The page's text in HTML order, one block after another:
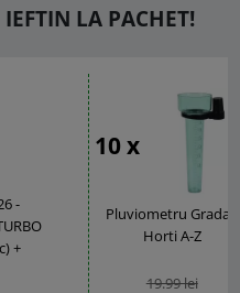
LA PACHET!
10 x
Pluviometru Gradat,
Horti A-Z
19.99 lei
-
+
Z 350